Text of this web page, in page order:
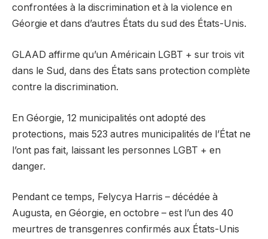
confrontées à la discrimination et à la violence en
Géorgie et dans d’autres États du sud des États-Unis.
GLAAD affirme qu’un Américain LGBT + sur trois vit
dans le Sud, dans des États sans protection complète
contre la discrimination.
En Géorgie, 12 municipalités ont adopté des
protections, mais 523 autres municipalités de l’État ne
l’ont pas fait, laissant les personnes LGBT + en
danger.
Pendant ce temps, Felycya Harris – décédée à
Augusta, en Géorgie, en octobre – est l’un des 40
meurtres de transgenres confirmés aux États-Unis